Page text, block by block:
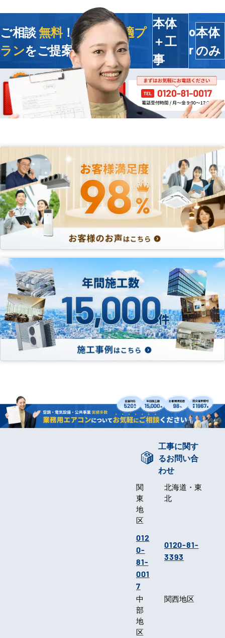
ご相談無料！今すぐ
最適プ
ランをご提案します
本体
＋工
事
o
r
本体
のみ
工事に関す
るお問い合
わせ
関
東
地
区
012
0-
81-
001
7
北海道・東
北
0120-81-
3393
中
部
地
区
関西地区